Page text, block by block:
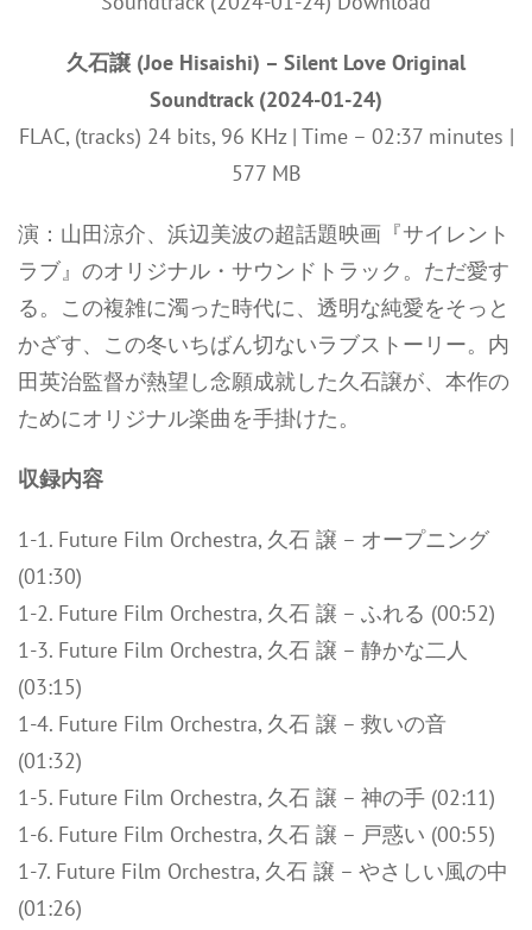
久石譲 (Joe Hisaishi) – Silent Love Original
Soundtrack (2024-01-24)
FLAC, (tracks) 24 bits, 96 KHz | Time – 02:37 minutes |
577 MB
演：山田涼介、浜辺美波の超話題映画『サイレント
ラブ』のオリジナル・サウンドトラック。ただ愛す
る。この複雑に濁った時代に、透明な純愛をそっと
かざす、この冬いちばん切ないラブストーリー。内
田英治監督が熱望し念願成就した久石譲が、本作の
ためにオリジナル楽曲を手掛けた。
収録内容
1-1. Future Film Orchestra, 久石 譲 – オープニング
(01:30)
1-2. Future Film Orchestra, 久石 譲 – ふれる (00:52)
1-3. Future Film Orchestra, 久石 譲 – 静かな二人
(03:15)
1-4. Future Film Orchestra, 久石 譲 – 救いの音
(01:32)
1-5. Future Film Orchestra, 久石 譲 – 神の手 (02:11)
1-6. Future Film Orchestra, 久石 譲 – 戸惑い (00:55)
1-7. Future Film Orchestra, 久石 譲 – やさしい風の中
(01:26)